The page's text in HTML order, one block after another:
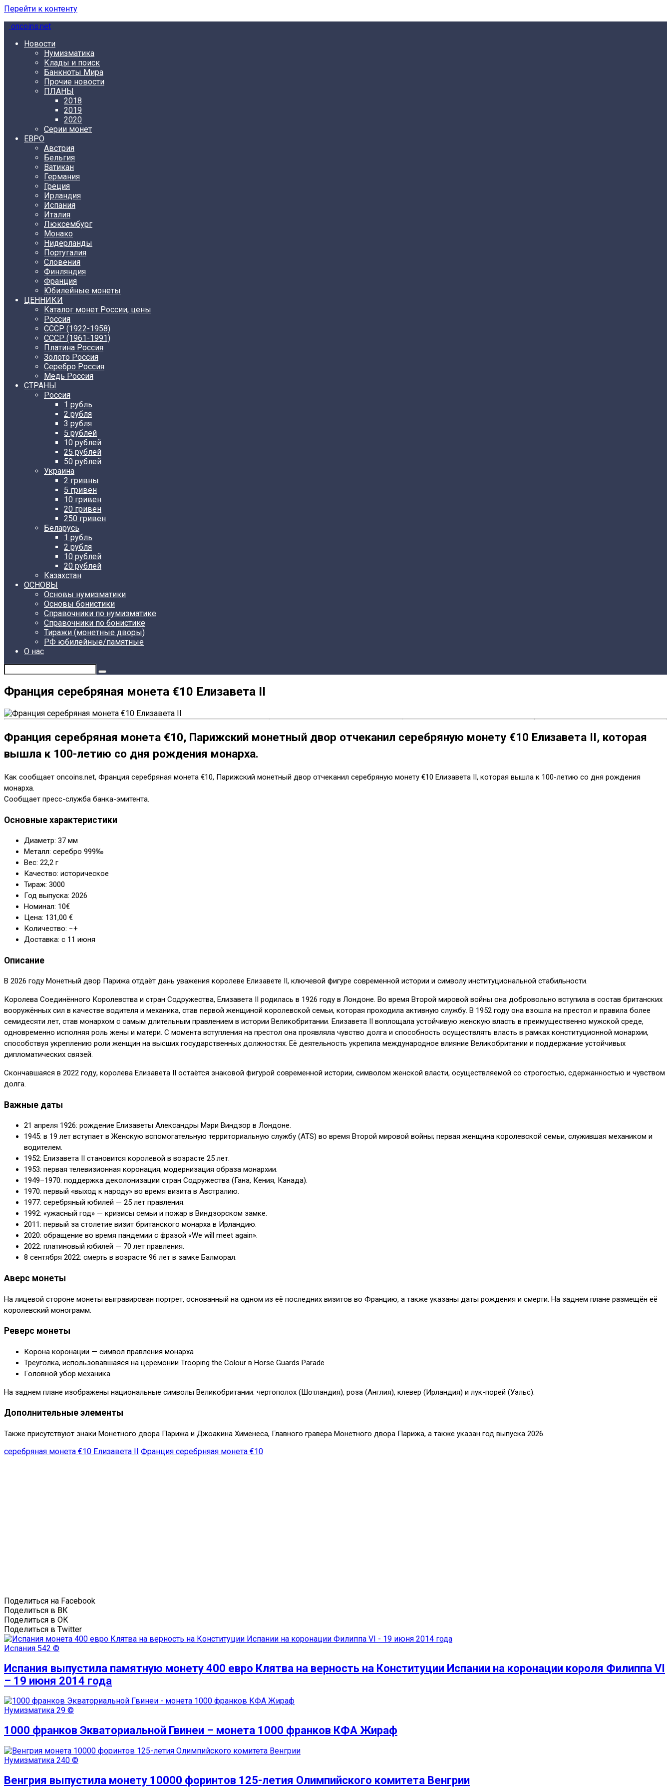
Перейти к контенту
oncoins.net
Новости
Нумизматика
Клады и поиск
Банкноты Мира
Прочие новости
ПЛАНЫ
2018
2019
2020
Серии монет
ЕВРО
Австрия
Бельгия
Ватикан
Германия
Греция
Ирландия
Испания
Италия
Люксембург
Монако
Нидерланды
Португалия
Словения
Финляндия
Франция
Юбилейные монеты
ЦЕННИКИ
Каталог монет России, цены
Россия
СССР (1922-1958)
CCCР (1961-1991)
Платина Россия
Золото Россия
Серебро Россия
Медь Россия
СТРАНЫ
Россия
1 рубль
2 рубля
3 рубля
5 рублей
10 рублей
25 рублей
50 рублей
Украина
2 гривны
5 гривен
10 гривен
20 гривен
250 гривен
Беларусь
1 рубль
2 рубля
10 рублей
20 рублей
Казахстан
ОСНОВЫ
Основы нумизматики
Основы бонистики
Справочники по нумизматике
Справочники по бонистике
Тиражи (монетные дворы)
РФ юбилейные/памятные
О нас
Франция серебряная монета €10 Елизавета II
Франция серебряная монета €10, Парижский монетный двор отчеканил серебряную монету €10 Елизавета II, которая
вышла к 100-летию со дня рождения монарха.
Как сообщает oncoins.net, Франция серебряная монета €10, Парижский монетный двор отчеканил серебряную монету €10 Елизавета II, которая вышла к 100-летию со дня рождения
монарха.
Сообщает пресс-служба банка-эмитента.
Основные характеристики
Диаметр: 37 мм
Металл: серебро 999‰
Вес: 22,2 г
Качество: историческое
Тираж: 3000
Год выпуска: 2026
Номинал: 10€
Цена: 131,00 €
Количество: −+
Доставка: с 11 июня
Описание
В 2026 году Монетный двор Парижа отдаёт дань уважения королеве Елизавете II, ключевой фигуре современной истории и символу институциональной стабильности.
Королева Соединённого Королевства и стран Содружества, Елизавета II родилась в 1926 году в Лондоне. Во время Второй мировой войны она добровольно вступила в состав британских
вооружённых сил в качестве водителя и механика, став первой женщиной королевской семьи, которая проходила активную службу. В 1952 году она взошла на престол и правила более
семидесяти лет, став монархом с самым длительным правлением в истории Великобритании. Елизавета II воплощала устойчивую женскую власть в преимущественно мужской среде,
одновременно исполняя роль жены и матери. С момента вступления на престол она проявляла чувство долга и способность осуществлять власть в рамках конституционной монархии,
способствуя укреплению роли женщин на высших государственных должностях. Её деятельность укрепила международное влияние Великобритании и поддержание устойчивых
дипломатических связей.
Скончавшаяся в 2022 году, королева Елизавета II остаётся знаковой фигурой современной истории, символом женской власти, осуществляемой со строгостью, сдержанностью и чувством
долга.
Важные даты
21 апреля 1926: рождение Елизаветы Александры Мэри Виндзор в Лондоне.
1945: в 19 лет вступает в Женскую вспомогательную территориальную службу (ATS) во время Второй мировой войны; первая женщина королевской семьи, служившая механиком и
водителем.
1952: Елизавета II становится королевой в возрасте 25 лет.
1953: первая телевизионная коронация; модернизация образа монархии.
1949–1970: поддержка деколонизации стран Содружества (Гана, Кения, Канада).
1970: первый «выход к народу» во время визита в Австралию.
1977: серебряный юбилей — 25 лет правления.
1992: «ужасный год» — кризисы семьи и пожар в Виндзорском замке.
2011: первый за столетие визит британского монарха в Ирландию.
2020: обращение во время пандемии с фразой «We will meet again».
2022: платиновый юбилей — 70 лет правления.
8 сентября 2022: смерть в возрасте 96 лет в замке Балморал.
Аверс монеты
На лицевой стороне монеты выгравирован портрет, основанный на одном из её последних визитов во Францию, а также указаны даты рождения и смерти. На заднем плане размещён её
королевский монограмм.
Реверс монеты
Корона коронации — символ правления монарха
Треуголка, использовавшаяся на церемонии Trooping the Colour в Horse Guards Parade
Головной убор механика
На заднем плане изображены национальные символы Великобритании: чертополох (Шотландия), роза (Англия), клевер (Ирландия) и лук-порей (Уэльс).
Дополнительные элементы
Также присутствуют знаки Монетного двора Парижа и Джоакина Хименеса, Главного гравёра Монетного двора Парижа, а также указан год выпуска 2026.
серебряная монета €10 Елизавета II Франция серебрняая монета €10
Поделиться на Facebook
Поделиться в ВК
Поделиться в ОК
Поделиться в Twitter
Испания 542 ©
Испания выпустила памятную монету 400 евро Клятва на верность на Конституции Испании на коронации короля Филиппа VI
– 19 июня 2014 года
Нумизматика 29 ©
1000 франков Экваториальной Гвинеи – монета 1000 франков КФА Жираф
Нумизматика 240 ©
Венгрия выпустила монету 10000 форинтов 125-летия Олимпийского комитета Венгрии